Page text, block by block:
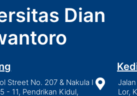
Dian
Street No. 207 & Nakula I
- 11, Pendrikan Kidul,

Lor,